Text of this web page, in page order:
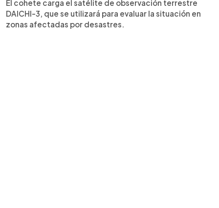
El cohete carga el satélite de observación terrestre
DAICHI-3, que se utilizará para evaluar la situación en
zonas afectadas por desastres.